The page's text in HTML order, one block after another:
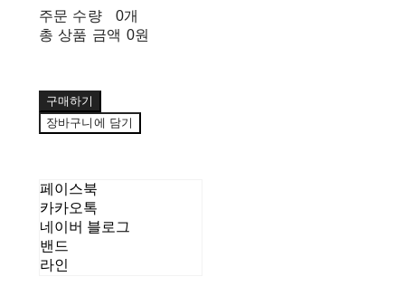
주문 수량
0개
총 상품 금액 0원
구매하기
장바구니에 담기
페이스북
카카오톡
네이버 블로그
밴드
라인